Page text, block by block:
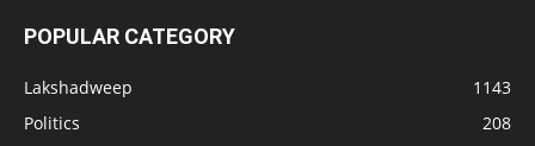
POPULAR CATEGORY
Lakshadweep
1143
Politics
208